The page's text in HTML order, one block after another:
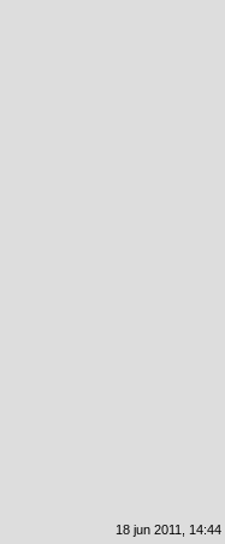
18 jun 2011, 14:44